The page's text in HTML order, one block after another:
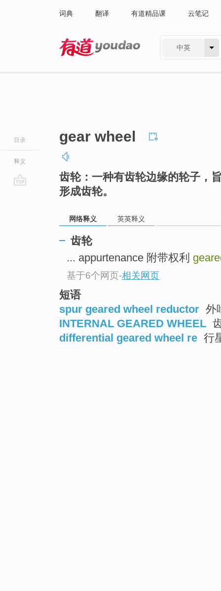
词典 翻译 有道精品课 云笔记
中英
目录
释义
gear wheel
齿轮：一种有齿轮边缘的轮子，
形成齿轮。
网络释义 英英释义
齿轮
... appurtenance 附带权利
基于6个网页-相关网页
短语
spur geared wheel reductor 外
INTERNAL GEARED WHEEL
differential geared wheel re 行